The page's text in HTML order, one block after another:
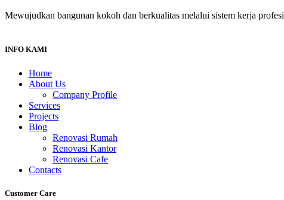
Mewujudkan bangunan kokoh dan berkualitas melalui sistem kerja
INFO KAMI
Home
About Us
Company Profile
Services
Projects
Blog
Renovasi Rumah
Renovasi Kantor
Renovasi Cafe
Contacts
Customer Care